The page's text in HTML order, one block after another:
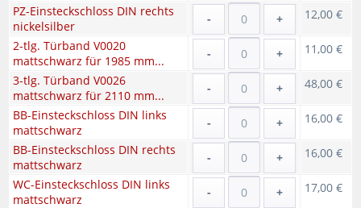
PZ-Einsteckschloss DIN rechts
nickelsilber
- + 12,00 €
2-tlg. Türband V0020
mattschwarz für 1985 mm...
- + 11,00 €
3-tlg. Türband V0026
mattschwarz für 2110 mm...
- + 48,00 €
BB-Einsteckschloss DIN links
mattschwarz
- + 16,00 €
BB-Einsteckschloss DIN rechts
mattschwarz
- + 16,00 €
WC-Einsteckschloss DIN links
mattschwarz
- + 17,00 €